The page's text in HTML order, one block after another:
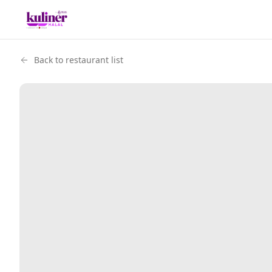
Back to restaurant list